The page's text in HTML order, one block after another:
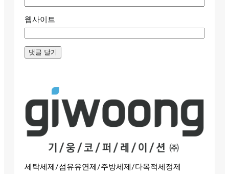
웹사이트
세탁세제/섬유유연제/주방세제/다목적세정제